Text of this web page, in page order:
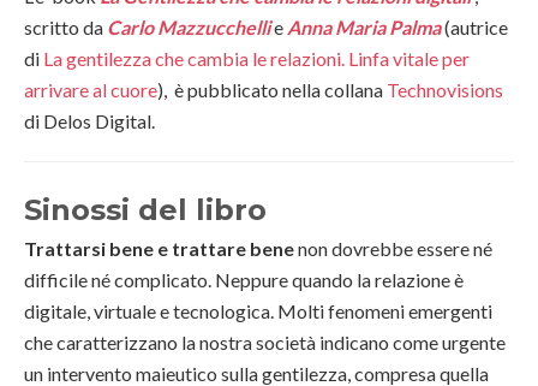
scritto da Carlo Mazzucchellie Anna Maria Palma(autrice
di La gentilezza che cambia le relazioni. Linfa vitale per
arrivare al cuore), è pubblicato nella collana Technovisions
di Delos Digital.
Sinossi del libro
Trattarsi bene e trattare benenon dovrebbe essere né
difficile né complicato. Neppure quando la relazione è
digitale, virtuale e tecnologica. Molti fenomeni emergenti
che caratterizzano la nostra società indicano come urgente
un intervento maieutico sulla gentilezza, compresa quella